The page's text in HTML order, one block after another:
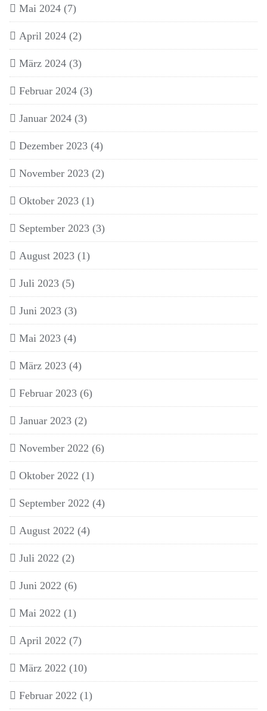
Mai 2024 (7)
April 2024 (2)
März 2024 (3)
Februar 2024 (3)
Januar 2024 (3)
Dezember 2023 (4)
November 2023 (2)
Oktober 2023 (1)
September 2023 (3)
August 2023 (1)
Juli 2023 (5)
Juni 2023 (3)
Mai 2023 (4)
März 2023 (4)
Februar 2023 (6)
Januar 2023 (2)
November 2022 (6)
Oktober 2022 (1)
September 2022 (4)
August 2022 (4)
Juli 2022 (2)
Juni 2022 (6)
Mai 2022 (1)
April 2022 (7)
März 2022 (10)
Februar 2022 (1)